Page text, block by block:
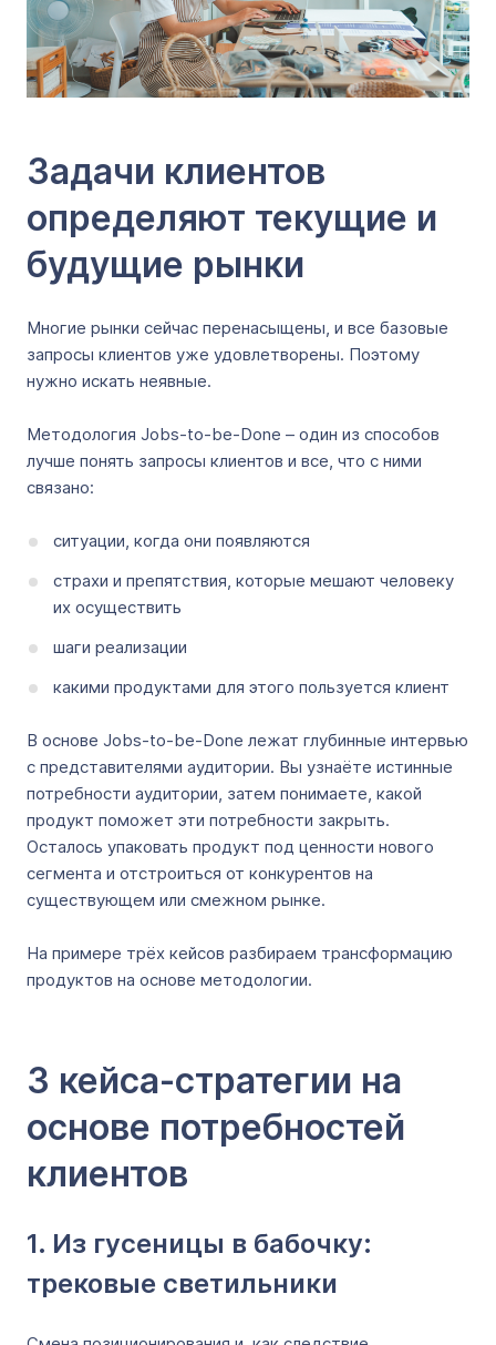
Задачи клиентов
определяют текущие и
будущие рынки
Многие рынки сейчас перенасыщены, и все базовые
запросы клиентов уже удовлетворены. Поэтому
нужно искать неявные.
Методология Jobs-to-be-Done – один из способов
лучше понять запросы клиентов и все, что с ними
связано:
ситуации, когда они появляются
страхи и препятствия, которые мешают человеку
их осуществить
шаги реализации
какими продуктами для этого пользуется клиент
В основе Jobs-to-be-Done лежат глубинные интервью
с представителями аудитории. Вы узнаёте истинные
потребности аудитории, затем понимаете, какой
продукт поможет эти потребности закрыть.
Осталось упаковать продукт под ценности нового
сегмента и отстроиться от конкурентов на
существующем или смежном рынке.
На примере трёх кейсов разбираем трансформацию
продуктов на основе методологии.
3 кейса-стратегии на
основе потребностей
клиентов
1. Из гусеницы в бабочку:
трековые светильники